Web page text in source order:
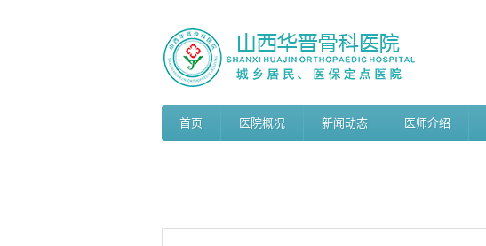
首页 医院概况 新闻动态 医师介绍